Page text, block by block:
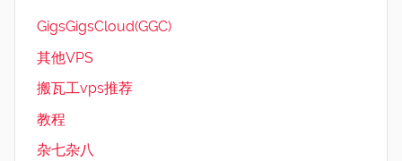
GigsGigsCloud(GGC)
其他VPS
搬瓦工vps推荐
教程
杂七杂八